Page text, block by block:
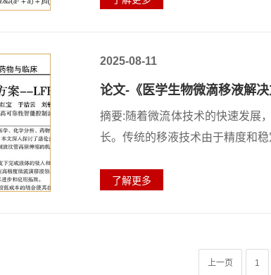
2025-08-11
论文-《医学生物微滴移液解
摘要:随着微流体技术的快速发展
长。传统的移液技术由于精度和
上一页 1